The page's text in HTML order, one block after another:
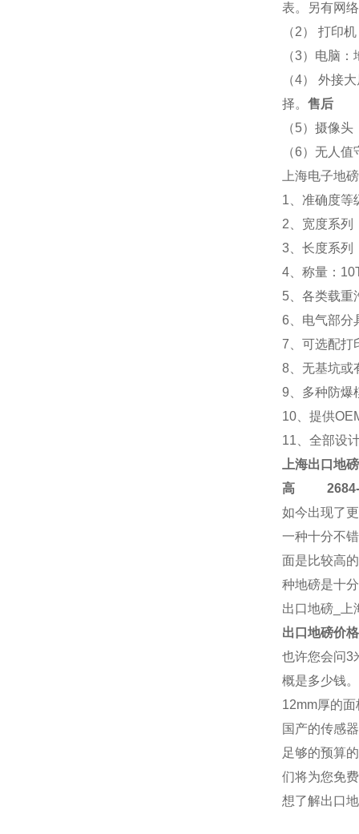
表。另有网
（2） 打印
（3）电脑
（4） 外接
择。 售后
（5）摄像
（6）无人
上海电子地
1、准确度等
2、宽度系列
3、长度系列
4、称量：
5、各类载重
6、电气部分
7、可选配打
8、无基坑或
9、多种防爆
10、提供
11、全部设
上海出口地磅
高2684-
如今出现了
一种十分不
面是比较高
种地磅是十
出口地磅_上
出口地磅价
也许您会问3
概是多少钱
12mm厚的
国产的传感
足够的预算
们将为您免
想了解出口